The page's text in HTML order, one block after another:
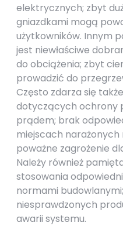
elektrycznych; zbyt
gniazdkami mogą
użytkowników. Innym
jest niewłaściwe
do obciążenia; zbyt
prowadzić do
Często zdarza się
dotyczących ochrony
prądem; brak
miejscach
poważne zagrożenie
Należy również
stosowania
normami
niesprawdzonych
awarii systemu.